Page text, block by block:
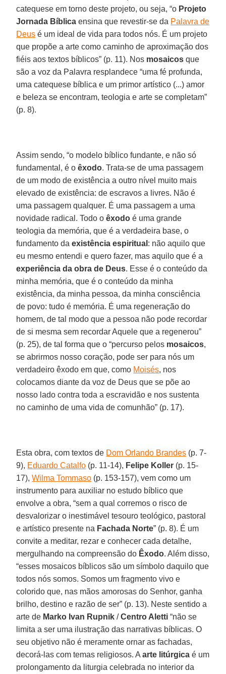
catequese em torno deste projeto, ou seja, “o Projeto
Jornada Bíblica ensina que revestir-se da Palavra de
Deus é um ideal de vida para todos nós. É um projeto
que propõe a arte como caminho de aproximação dos
fiéis aos textos bíblicos” (p. 11). Nos mosaicos que
são a voz da Palavra resplandece “uma fé profunda,
uma catequese bíblica e um primor artístico (...) amor
e beleza se encontram, teologia e arte se completam”
(p. 8).
Assim sendo, “o modelo bíblico fundante, e não só
fundamental, é oêxodo. Trata-se de uma passagem
de um modo de existência a outro nível muito mais
elevado de existência: de escravos a livres. Não é
uma passagem qualquer. É uma passagem a uma
novidade radical. Todo oêxodo é uma grande
teologia da memória, que é a verdadeira base, o
fundamento daexistência espiritual : não aquilo que
eu mesmo entendi e quero fazer, mas aquilo que é a
experiência da obra de Deus. Esse é o conteúdo da
minha memória, que é o conteúdo da minha
existência, da minha pessoa, da minha consciência
de povo: tudo é memória. É uma regeneração do
homem, de tal modo que a pessoa não pode recordar
de si mesma sem recordar Aquele que a regenerou”
(p. 25), de tal forma que o “percurso pelos mosaicos,
se abrirmos nosso coração, pode ser para nós um
verdadeiro êxodo em que, como Moisés, nos
colocamos diante da voz de Deus que se põe ao
nosso lado contra toda a escravidão e nos sustenta
no caminho de uma vida de comunhão” (p. 17).
Esta obra, com textos de Dom Orlando Brandes (p. 7-
9), Eduardo Catalfo (p. 11-14), Felipe Koller (p. 15-
17),Wilma Tommaso (p. 153-157), vem como um
instrumento para auxiliar no estudo bíblico que
envolve a obra, “sem a qual corremos o risco de
desvalorizar o inestimável tesouro teológico, pastoral
e artístico presente na Fachada Norte” (p. 8). É um
convite a meditar, rezar e conhecer cada detalhe,
mergulhando na compreensão do Êxodo. Além disso,
“esses mosaicos bíblicos são um símbolo daquilo que
todos nós somos. Somos um fragmento vivo e
colorido que, nas mãos amorosas do Senhor, ganha
brilho, destino e razão de ser” (p. 13). Neste sentido a
arte de Marko Ivan Rupnik /Centro Aletti “não se
limita a ser uma ilustração das narrativas bíblicas. O
seu objetivo não é meramente ornar as fachadas,
decorá-las com temas religiosos. Aarte litúrgica é um
prolongamento da liturgia celebrada no interior da